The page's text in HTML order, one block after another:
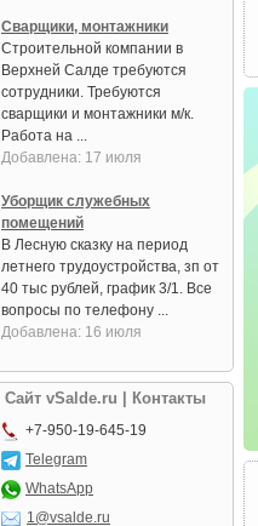
Сварщики, монтажники
Строительной компании в
Верхней Салде требуются
сотрудники. Требуются
сварщики и монтажники м/к.
Работа на ...
Добавлена: 17 июля
Уборщик служебных
помещений
В Лесную сказку на период
летнего трудоустройства, зп от
40 тыс рублей, график 3/1. Все
вопросы по телефону ...
Добавлена: 16 июля
Сайт vSalde.ru | Контакты
+7-950-19-645-19
Telegram
WhatsApp
1@vsalde.ru